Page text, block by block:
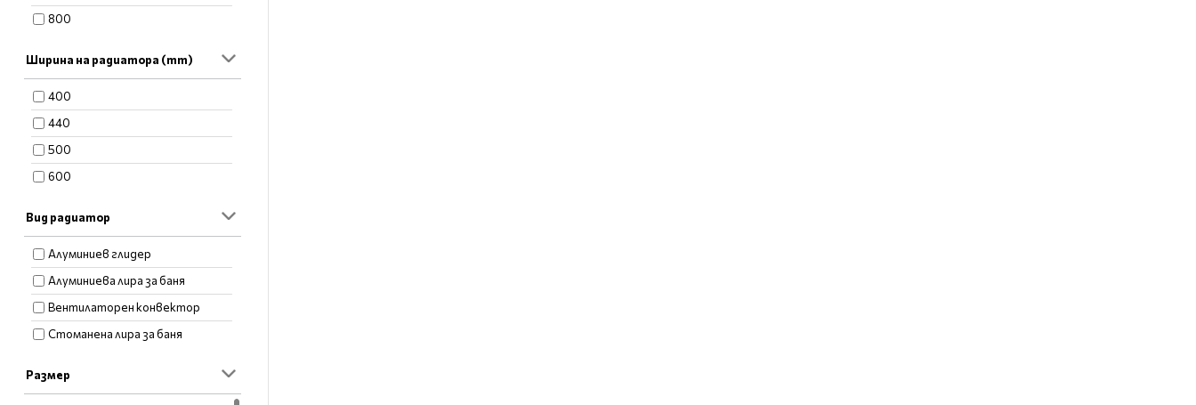
800
Ширина на радиатора (mm)
400
440
500
600
Вид радиатор
Алуминиев глидер
Алуминиева лира за баня
Вентилаторен конвектор
Стоманена лира за баня
Размер